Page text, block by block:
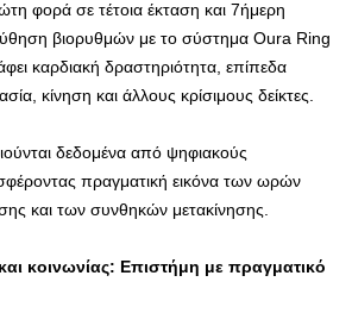
φορά σε τέτοια έκταση και 7ήμερη
βιορυθμών με το σύστημα Oura Ring
καρδιακή δραστηριότητα, επίπεδα
κίνηση και άλλους κρίσιμους δείκτες.
δεδομένα από ψηφιακούς
πραγματική εικόνα των ωρών
και των συνθηκών μετακίνησης.
κοινωνίας: Επιστήμη με πραγματικό